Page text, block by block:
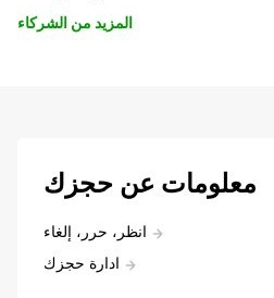
المزيد من الشركاء
معلومات عن حجزك
انظر، حرر، إلغاء
ادارة حجزك